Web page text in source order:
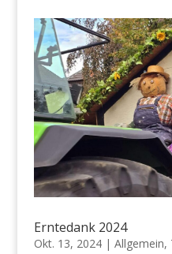
Erntedank 2024
Okt. 13, 2024| Allgemein,